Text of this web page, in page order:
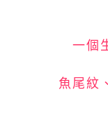
一個
魚尾紋